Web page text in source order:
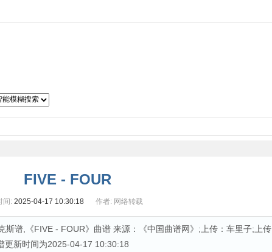
FIVE - FOUR
间: 2025-04-17 10:30:18 作者: 网络转载
斯谱,《FIVE - FOUR》曲谱 来源：《中国曲谱网》;上传：车里子;上传
更新时间为2025-04-17 10:30:18